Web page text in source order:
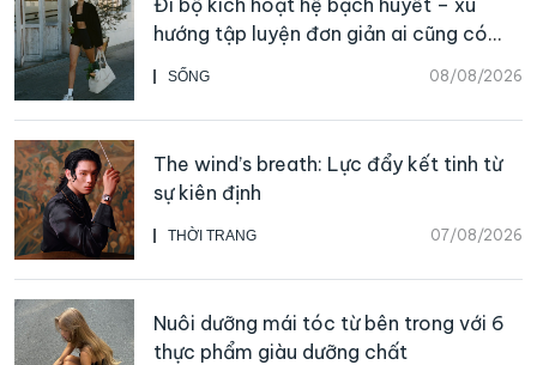
SỐNG 08/08/2026
hướng tập luyện đơn giản ai cũng có
thể bắt đầu
THỜI TRANG 07/08/2026
The wind’s breath: Lực đẩy kết tinh từ
sự kiên định
Nuôi dưỡng mái tóc từ bên trong với 6
thực phẩm giàu dưỡng chất